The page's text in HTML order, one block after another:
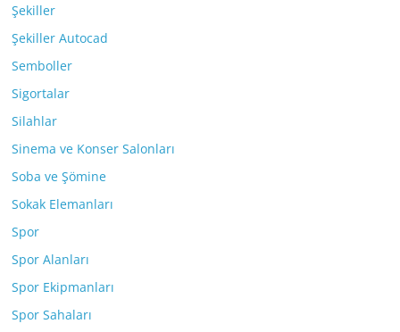
Şekiller
Şekiller Autocad
Semboller
Sigortalar
Silahlar
Sinema ve Konser Salonları
Soba ve Şömine
Sokak Elemanları
Spor
Spor Alanları
Spor Ekipmanları
Spor Sahaları